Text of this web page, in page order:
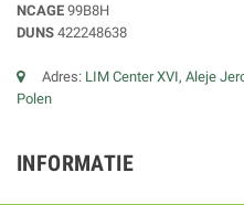
NCAGE 99B8H
DUNS 422248638
Adres: LIM Center XVI, Aleje
Polen
INFORMATIE